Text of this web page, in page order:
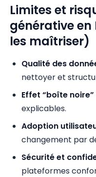
Limites et
générative en
les maîtriser)
Qualité des
nettoyer et
Effet “boîte noire”
explicables.
Adoption
changement par
Sécurité et
plateformes